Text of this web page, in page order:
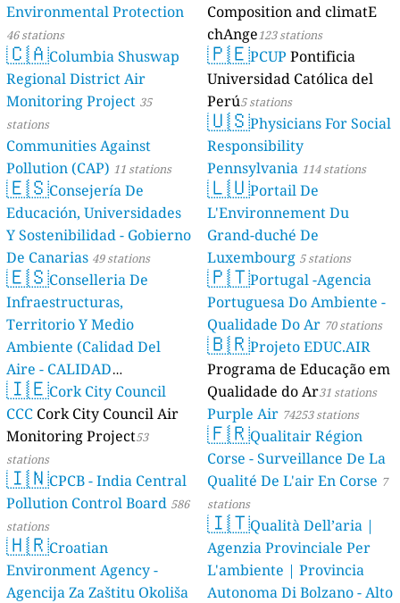
Environmental Protection
46 stations
🇨🇦Columbia Shuswap
Regional District Air
Monitoring Project 35
stations
Communities Against
Pollution (CAP) 11 stations
🇪🇸Consejería De
Educación, Universidades
Y Sostenibilidad - Gobierno
De Canarias 49 stations
🇪🇸Conselleria De
Infraestructuras,
Territorio Y Medio
Ambiente (Calidad Del
Aire - CALIDAD
AMBIENTAL) 23 stations
🇮🇪Cork City Council
CCC Cork City Council Air
Monitoring Project53
stations
🇮🇳CPCB - India Central
Pollution Control Board 586
stations
🇭🇷Croatian
Environment Agency -
Agencija Za Zaštitu Okoliša
Composition and climatE
chAnge123 stations
🇵🇪PCUP Pontificia
Universidad Católica del
Perú5 stations
🇺🇸Physicians For Social
Responsibility
Pennsylvania 114 stations
🇱🇺Portail De
L'Environnement Du
Grand-duché De
Luxembourg 5 stations
🇵🇹Portugal -Agencia
Portuguesa Do Ambiente -
Qualidade Do Ar 70 stations
🇧🇷Projeto EDUC.AIR
Programa de Educação em
Qualidade do Ar31 stations
Purple Air 74253 stations
🇫🇷Qualitair Région
Corse - Surveillance De La
Qualité De L'air En Corse 7
stations
🇮🇹Qualità Dell’aria |
Agenzia Provinciale Per
L'ambiente | Provincia
Autonoma Di Bolzano - Alto